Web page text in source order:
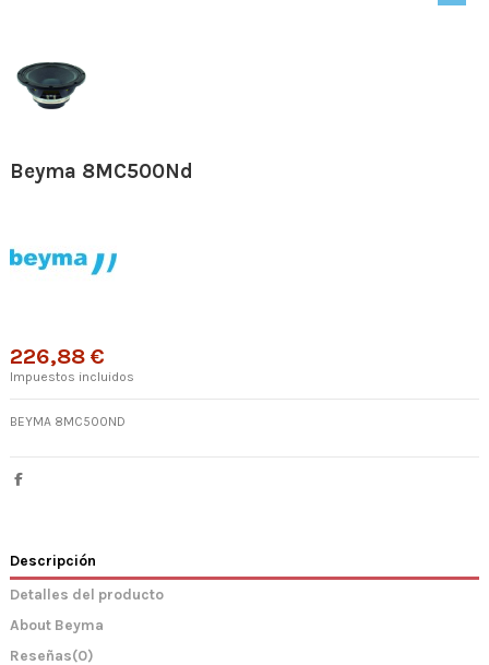
Beyma 8MC500Nd
226,88 €
Impuestos incluidos
BEYMA 8MC500ND
Descripción
Detalles del producto
About Beyma
Reseñas(0)